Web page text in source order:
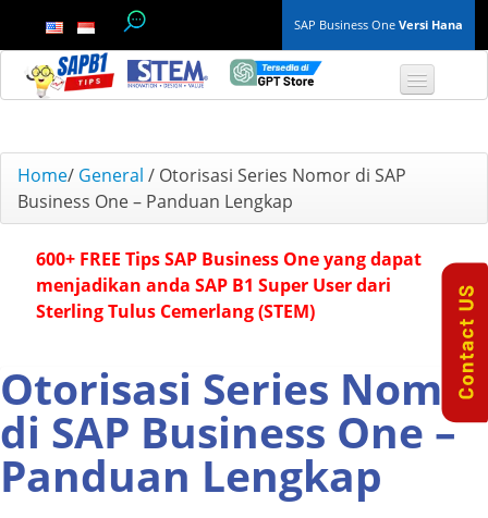
SAP Business One Versi Hana
TOP 10 B1 TIPS
General
Finance & Accounting
Inventory & Production
Project Management
Purchasing A/P
Home/ General / Otorisasi Series Nomor di SAP
Business One – Panduan Lengkap
600+ FREE Tips SAP Business One yang dapat
menjadikan anda SAP B1 Super User dari
Sterling Tulus Cemerlang (STEM)
Otorisasi Series Nomor
di SAP Business One –
Panduan Lengkap